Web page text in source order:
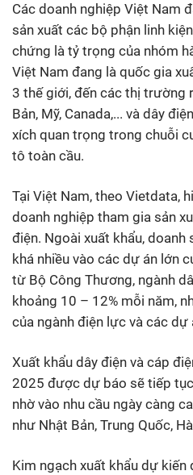
Các doanh nghiệp Việt Nam
sản xuất các bộ phận linh
chứng là tỷ trọng của nhóm
Việt Nam đang là quốc gia
3 thế giới, đến các thị trường
Bản, Mỹ, Canada,... và dây
xích quan trọng trong chuỗi
tô toàn cầu.
Tại Việt Nam, theo Vietdata,
doanh nghiệp tham gia sản
điện. Ngoài xuất khẩu,
khá nhiều vào các dự án lớn
từ Bộ Công Thương, ngành
khoảng 10 – 12% mỗi năm,
của ngành điện lực và các dự
Xuất khẩu dây điện và cáp
2025 được dự báo sẽ tiếp
nhờ vào nhu cầu ngày càng
như Nhật Bản, Trung Quốc,
Kim ngạch xuất khẩu dự kiến